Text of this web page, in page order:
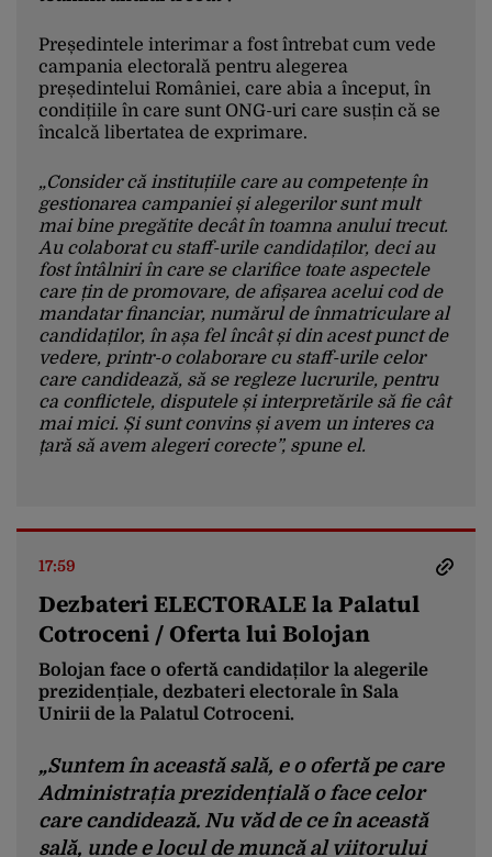
Președintele interimar a fost întrebat cum vede
campania electorală pentru alegerea
președintelui României, care abia a început, în
condițiile în care sunt ONG-uri care susțin că se
încalcă libertatea de exprimare.
„Consider că instituțiile care au competențe în
gestionarea campaniei și alegerilor sunt mult
mai bine pregătite decât în toamna anului trecut.
Au colaborat cu staff-urile candidaților, deci au
fost întâlniri în care se clarifice toate aspectele
care țin de promovare, de afișarea acelui cod de
mandatar financiar, numărul de înmatriculare al
candidaților, în așa fel încât și din acest punct de
vedere, printr-o colaborare cu staff-urile celor
care candidează, să se regleze lucrurile, pentru
ca conflictele, disputele și interpretările să fie cât
mai mici. Și sunt convins și avem un interes ca
țară să avem alegeri corecte”, spune el.
17:59
Dezbateri ELECTORALE la Palatul
Cotroceni / Oferta lui Bolojan
Bolojan face o ofertă candidaților la alegerile
prezidențiale, dezbateri electorale în Sala
Unirii de la Palatul Cotroceni.
„Suntem în această sală, e o ofertă pe care
Administrația prezidențială o face celor
care candidează. Nu văd de ce în această
sală, unde e locul de muncă al viitorului